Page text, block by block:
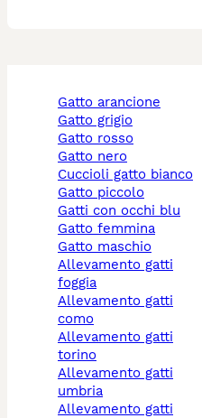
gatto arancione
gatto grigio
gatto rosso
gatto nero
cuccioli gatto bianco
gatto piccolo
gatti con occhi blu
gatto femmina
gatto maschio
allevamento gatti
foggia
allevamento gatti
como
allevamento gatti
torino
allevamento gatti
umbria
allevamento gatti